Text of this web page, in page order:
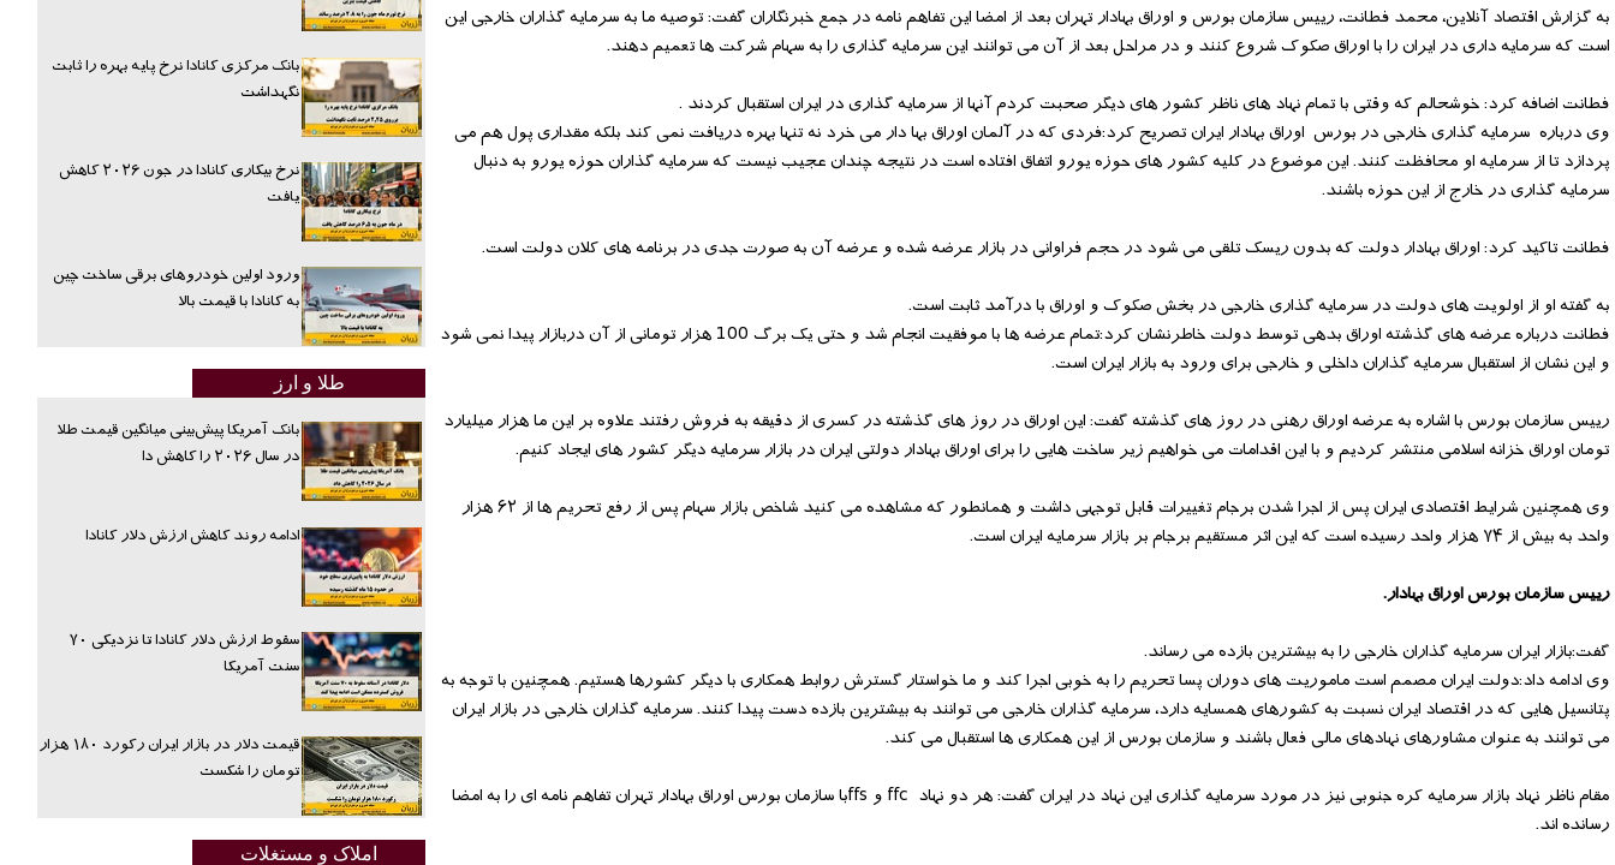
به گزارش اقتصاد آنلاین، محمد فطانت، رییس سازمان بورس و اوراق بهادار تهران بعد از امضا این تفاهم نامه در جمع خبرنگاران گفت: توصیه ما به سرمایه گذاران خارجی این
است که سرمایه داری در ایران را با اوراق صکوک شروع کنند و در مراحل بعد از آن می توانند این سرمایه گذاری را به سهام شرکت ها تعمیم دهند.
فطانت اضافه کرد: خوشحالم که وقتی با تمام نهاد های ناظر کشور های دیگر صحبت کردم آنها از سرمایه گذاری در ایران استقبال کردند .
وی درباره سرمایه گذاری خارجی در بورس اوراق بهادار ایران تصریح کرد:فردی که در آلمان اوراق بها دار می خرد نه تنها بهره دریافت نمی کند بلکه مقداری پول هم می
پردازد تا از سرمایه او محافظت کنند. این موضوع در کلیه کشور های حوزه یورو اتفاق افتاده است در نتیجه چندان عجیب نیست که سرمایه گذاران حوزه یورو به دنبال
سرمایه گذاری در خارج از این حوزه باشند.
فطانت تاکید کرد: اوراق بهادار دولت که بدون ریسک تلقی می شود در حجم فراوانی در بازار عرضه شده و عرضه آن به صورت جدی در برنامه های کلان دولت است.
به گفته او از اولویت های دولت در سرمایه گذاری خارجی در بخش صکوک و اوراق با درآمد ثابت است.
فطانت درباره عرضه های گذشته اوراق بدهی توسط دولت خاطرنشان کرد:تمام عرضه ها با موفقیت انجام شد و حتی یک برگ 100 هزار تومانی از آن دربازار پیدا نمی شود
و این نشان از استقبال سرمایه گذاران داخلی و خارجی برای ورود به بازار ایران است.
رییس سازمان بورس با اشاره به عرضه اوراق رهنی در روز های گذشته گفت: این اوراق در روز های گذشته در کسری از دقیقه به فروش رفتند علاوه بر این ما هزار میلیارد
تومان اوراق خزانه اسلامی منتشر کردیم و با این اقدامات می خواهیم زیر ساخت هایی را برای اوراق بهادار دولتی ایران در بازار سرمایه دیگر کشور های ایجاد کنیم.
وی همچنین شرایط اقتصادی ایران پس از اجرا شدن برجام تغییرات قابل توجهی داشت و همانطور که مشاهده می کنید شاخص بازار سهام پس از رفع تحریم ها از ۶۲ هزار
واحد به بیش از ۷۴ هزار واحد رسیده است که این اثر مستقیم برجام بر بازار سرمایه ایران است.
رییس سازمان بورس اوراق بهادار.
گفت:بازار ایران سرمایه گذاران خارجی را به بیشترین بازده می رساند.
وی ادامه داد:دولت ایران مصمم است ماموریت های دوران پسا تحریم را به خوبی اجرا کند و ما خواستار گسترش روابط همکاری با دیگر کشورها هستیم. همچنین با توجه به
پتانسیل هایی که در اقتصاد ایران نسبت به کشورهای همسایه دارد، سرمایه گذاران خارجی می توانند به بیشترین بازده دست پیدا کنند. سرمایه گذاران خارجی در بازار ایران
می توانند به عنوان مشاورهای نهادهای مالی فعال باشند و سازمان بورس از این همکاری ها استقبال می کند.
مقام ناظر نهاد بازار سرمایه کره جنوبی نیز در مورد سرمایه گذاری این نهاد در ایران گفت: هر دو نهاد ffc و ffsبا سازمان بورس اوراق بهادار تهران تفاهم نامه ای را به امضا
رسانده اند.
بانک مرکزی کانادا نرخ پایه بهره را ثابت
نگهداشت
نرخ بیکاری کانادا در جون ۲۰۲۶ کاهش
یافت
ورود اولین خودروهای برقی ساخت چین
به کانادا با قیمت بالا
طلا و ارز
بانک آمریکا پیش‌بینی میانگین قیمت طلا
در سال ۲۰۲۶ را کاهش دا
ادامه روند کاهش ارزش دلار کانادا
سقوط ارزش دلار کانادا تا نزدیکی ۷۰
سنت آمریکا
قیمت دلار در بازار ایران رکورد ۱۸۰ هزار
تومان را شکست
املاک و مستغلات